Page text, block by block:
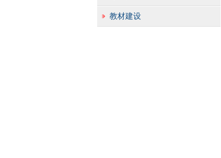
教材建设